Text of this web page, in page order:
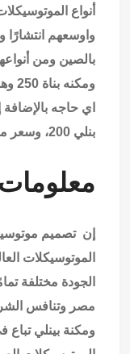
أنواع
واوسعهم انتشارًا
ومكنه بناة 250 وهذا ما سنتحدث عنه في هذا المقال في
اي حاجه
بنلي 200، وسعر مكنه بنلي 250.
إن تصميم
الموتوسيكلات
الجودة مختلفة
مصر وتنافس
ومكنة بينلي تباع